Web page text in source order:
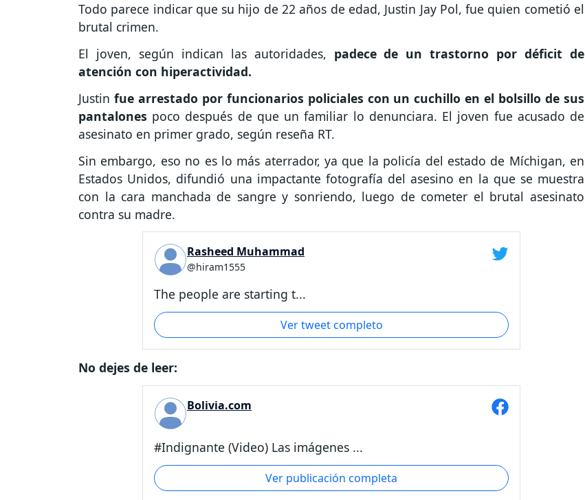
Todo parece indicar que su hijo de 22 años de edad, Justin Jay Pol, fue quien cometió el
brutal crimen.
El joven, según indican las autoridades, padece de un trastorno por déficit de
atención con hiperactividad.
Justin fue arrestado por funcionarios policiales con un cuchillo en el bolsillo de sus
pantalones poco después de que un familiar lo denunciara. El joven fue acusado de
asesinato en primer grado, según reseña RT.
Sin embargo, eso no es lo más aterrador, ya que la policía del estado de Míchigan, en
Estados Unidos, difundió una impactante fotografía del asesino en la que se muestra
con la cara manchada de sangre y sonriendo, luego de cometer el brutal asesinato
contra su madre.
Rasheed Muhammad
@hiram1555
The people are starting t...
Ver tweet completo
No dejes de leer:
Bolivia.com
#Indignante (Video) Las imágenes ...
Ver publicación completa